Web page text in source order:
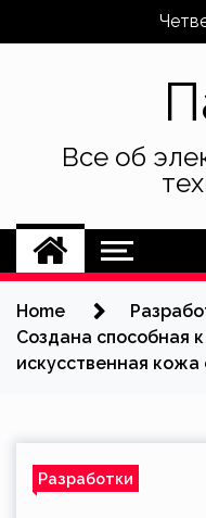
Все об
Home
Создана способная
искусственная кожа
Разработки